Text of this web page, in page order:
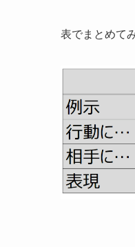
表でまとめて